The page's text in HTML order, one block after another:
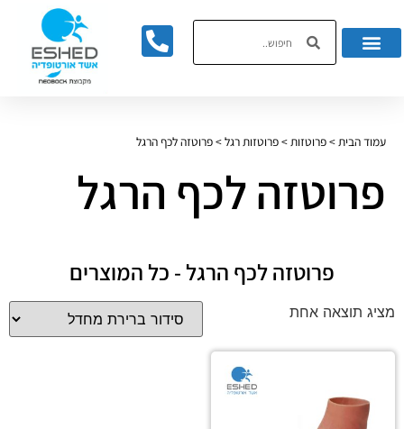
עמוד הבית>פרוטזות>פרוטזות רגל>פרוטזה לכף הרגל
פרוטזה לכף הרגל
פרוטזה לכף הרגל - כל המוצרים
מציג תוצאה אחת